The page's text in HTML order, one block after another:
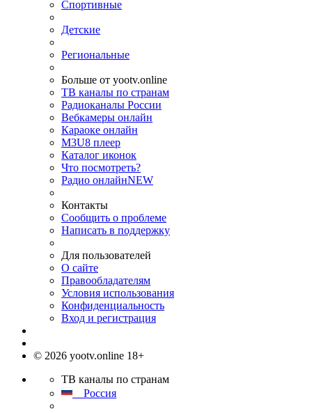
Спортивные
Детские
Региональные
Больше от yootv.online
ТВ каналы по странам
Радиоканалы России
Вебкамеры онлайн
Караоке онлайн
M3U8 плеер
Каталог иконок
Что посмотреть?
Радио онлайнNEW
Контакты
Сообщить о проблеме
Написать в поддержку
Для пользователей
О сайте
Правообладателям
Условия использования
Конфиденциальность
Вход и регистрация
© 2026 yootv.online 18+
ТВ каналы по странам
Россия